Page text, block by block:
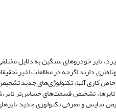
تایر خودروهای سنگین به دلایل
دارند اگرچه در مطالعات اخیر
خاص کاری آنها، تکنولوژی‌های جدید
تایرها، تشخیص قسمت‌های حساس‌تر
و معرفی تکنولوژی جدید